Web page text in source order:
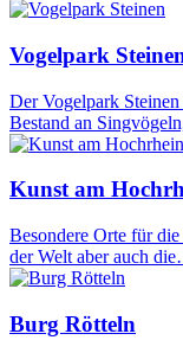
Vogelpark
Der Vogelpark
Bestand an
Kunst am
Besondere Orte für
der Welt aber auch
Burg Rötteln